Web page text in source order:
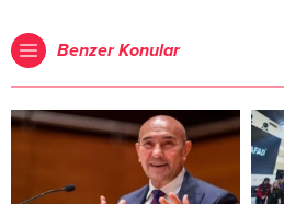
Benzer Konular